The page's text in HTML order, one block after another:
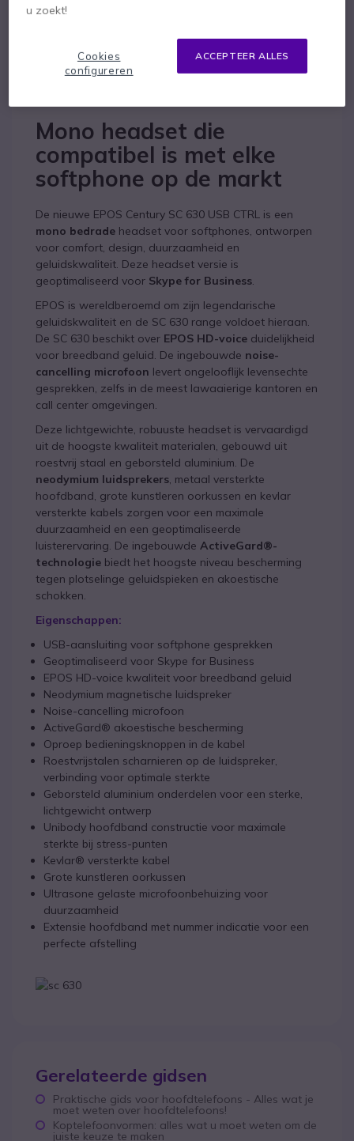
Mono headset die
compatibel is met elke
softphone op de markt
De nieuwe EPOS Century SC 630 USB CTRL is een
mono bedrade headset voor softphones, ontworpen
voor comfort, design, duurzaamheid en
geluidskwaliteit. Deze headset versie is
geoptimaliseerd voor Skype for Business.
EPOS is wereldberoemd om zijn legendarische
geluidskwaliteit en de SC 630 range voldoet hieraan.
De SC 630 beschikt over EPOS HD-voice duidelijkheid
voor breedband geluid. De ingebouwde noise-
cancelling microfoon levert ongelooflijk levensechte
gesprekken, zelfs in de meest lawaaierige kantoren en
call center omgevingen.
Deze lichtgewichte, robuuste headset is vervaardigd
uit de hoogste kwaliteit materialen, gebouwd uit
roestvrij staal en geborsteld aluminium. De
neodymium luidsprekers, metaal versterkte
hoofdband, grote kunstleren oorkussen en kevlar
versterkte kabels zorgen voor een maximale
duurzaamheid en een geoptimaliseerde
luisterervaring. De ingebouwde ActiveGard®-
technologie biedt het hoogste niveau bescherming
tegen plotselinge geluidspieken en akoestische
schokken.
Eigenschappen:
USB-aansluiting voor softphone gesprekken
Geoptimaliseerd voor Skype for Business
EPOS HD-voice kwaliteit voor breedband geluid
Neodymium magnetische luidspreker
Noise-cancelling microfoon
ActiveGard® akoestische bescherming
Oproep bedieningsknoppen in de kabel
Roestvrijstalen scharnieren op de luidspreker,
verbinding voor optimale sterkte
Geborsteld aluminium onderdelen voor een sterke,
lichtgewicht ontwerp
Unibody hoofdband constructie voor maximale
sterkte bij stress-punten
Kevlar® versterkte kabel
Grote kunstleren oorkussen
Ultrasone gelaste microfoonbehuizing voor
duurzaamheid
Extensie hoofdband met nummer indicatie voor een
perfecte afstelling
Gerelateerde gidsen
Praktische gids voor hoofdtelefoons - Alles wat je
moet weten over hoofdtelefoons!
Koptelefoonvormen: alles wat u moet weten om de
juiste keuze te maken
u zoekt!
ACCEPTEER ALLES
Cookies
configureren